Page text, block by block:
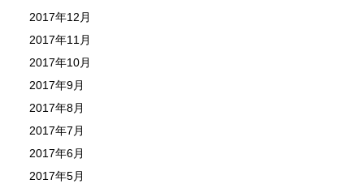
2017年12月
2017年11月
2017年10月
2017年9月
2017年8月
2017年7月
2017年6月
2017年5月